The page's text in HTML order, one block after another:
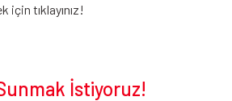
için tıklayınız!
İstiyoruz!